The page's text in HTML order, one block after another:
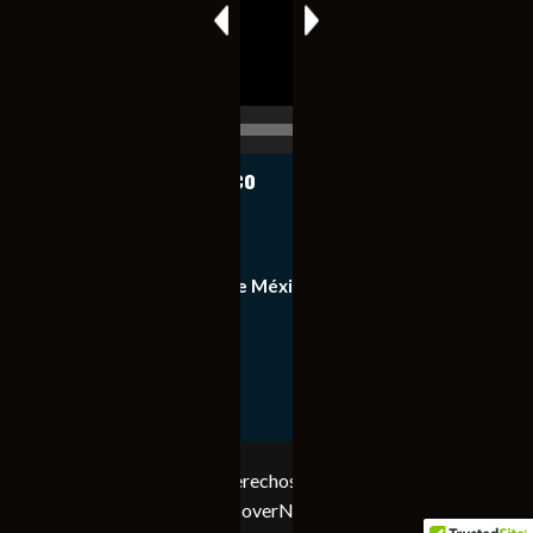
Notiexpress de México
Equipo de Notiexpress de México
Copyright © Todos los derechos reservados. Notiexpress
CoverNews